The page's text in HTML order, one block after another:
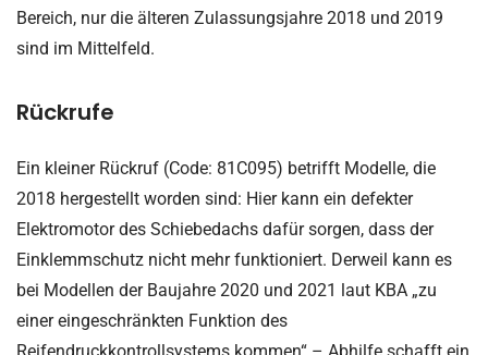
Bereich, nur die älteren Zulassungsjahre 2018 und 2019
sind im Mittelfeld.
Rückrufe
Ein kleiner Rückruf (Code: 81C095) betrifft Modelle, die
2018 hergestellt worden sind: Hier kann ein defekter
Elektromotor des Schiebedachs dafür sorgen, dass der
Einklemmschutz nicht mehr funktioniert. Derweil kann es
bei Modellen der Baujahre 2020 und 2021 laut KBA „zu
einer eingeschränkten Funktion des